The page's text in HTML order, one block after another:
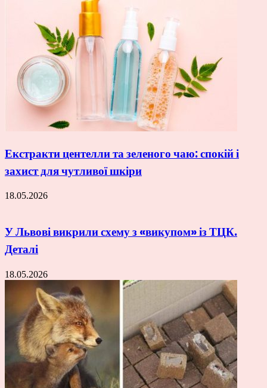
Екстракти центелли та зеленого чаю: спокій і
захист для чутливої шкіри
18.05.2026
У Львові викрили схему з «викупом» із ТЦК.
Деталі
18.05.2026